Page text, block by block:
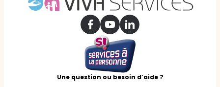
Une question ou besoin d’aide ?